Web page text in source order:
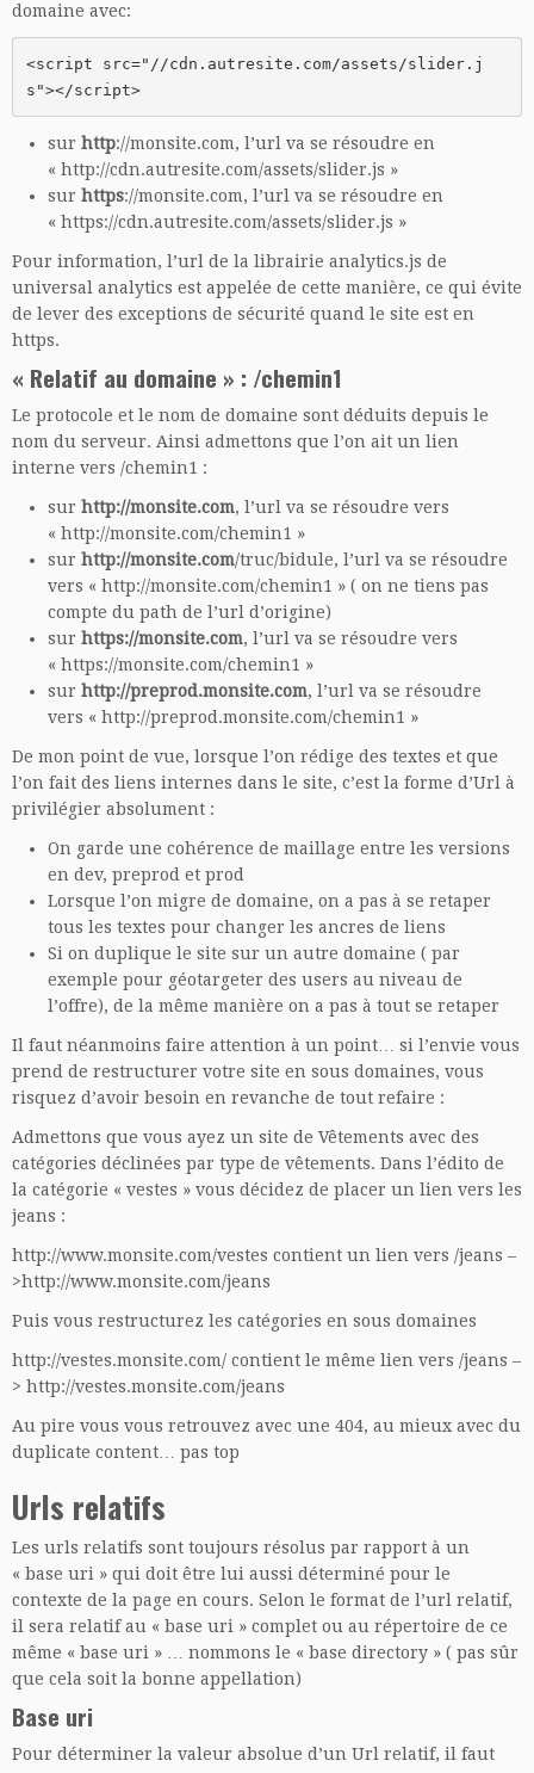
domaine avec:
<script src="//cdn.autresite.com/assets/slider.j
s"></script>
sur http://monsite.com, l’url va se résoudre en
« http://cdn.autresite.com/assets/slider.js »
sur https://monsite.com, l’url va se résoudre en
« https://cdn.autresite.com/assets/slider.js »
Pour information, l’url de la librairie analytics.js de
universal analytics est appelée de cette manière, ce qui évite
de lever des exceptions de sécurité quand le site est en
https.
« Relatif au domaine » : /chemin1
Le protocole et le nom de domaine sont déduits depuis le
nom du serveur. Ainsi admettons que l’on ait un lien
interne vers /chemin1 :
sur http://monsite.com, l’url va se résoudre vers
« http://monsite.com/chemin1 »
sur http://monsite.com/truc/bidule, l’url va se résoudre
vers « http://monsite.com/chemin1 » ( on ne tiens pas
compte du path de l’url d’origine)
sur https://monsite.com, l’url va se résoudre vers
« https://monsite.com/chemin1 »
sur http://preprod.monsite.com, l’url va se résoudre
vers « http://preprod.monsite.com/chemin1 »
De mon point de vue, lorsque l’on rédige des textes et que
l’on fait des liens internes dans le site, c’est la forme d’Url à
privilégier absolument :
On garde une cohérence de maillage entre les versions
en dev, preprod et prod
Lorsque l’on migre de domaine, on a pas à se retaper
tous les textes pour changer les ancres de liens
Si on duplique le site sur un autre domaine ( par
exemple pour géotargeter des users au niveau de
l’offre), de la même manière on a pas à tout se retaper
Il faut néanmoins faire attention à un point… si l’envie vous
prend de restructurer votre site en sous domaines, vous
risquez d’avoir besoin en revanche de tout refaire :
Admettons que vous ayez un site de Vêtements avec des
catégories déclinées par type de vêtements. Dans l’édito de
la catégorie « vestes » vous décidez de placer un lien vers les
jeans :
http://www.monsite.com/vestes contient un lien vers /jeans –
>http://www.monsite.com/jeans
Puis vous restructurez les catégories en sous domaines
http://vestes.monsite.com/ contient le même lien vers /jeans –
> http://vestes.monsite.com/jeans
Au pire vous vous retrouvez avec une 404, au mieux avec du
duplicate content… pas top
Urls relatifs
Les urls relatifs sont toujours résolus par rapport à un
« base uri » qui doit être lui aussi déterminé pour le
contexte de la page en cours. Selon le format de l’url relatif,
il sera relatif au « base uri » complet ou au répertoire de ce
même « base uri » … nommons le « base directory » ( pas sûr
que cela soit la bonne appellation)
Base uri
Pour déterminer la valeur absolue d’un Url relatif, il faut